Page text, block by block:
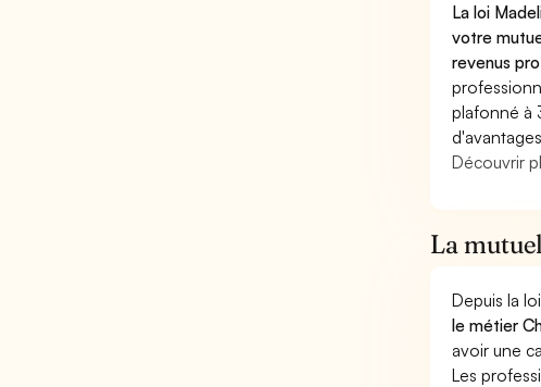
La loi
votre
revenus
plafonné à
Découvrir
La
Depuis la
le métier
avoir une
Les